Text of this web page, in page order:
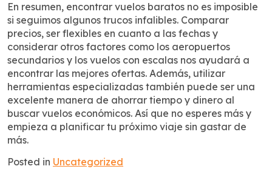
En resumen, encontrar vuelos baratos no es imposible
si seguimos algunos trucos infalibles. Comparar
precios, ser flexibles en cuanto a las fechas y
considerar otros factores como los aeropuertos
secundarios y los vuelos con escalas nos ayudará a
encontrar las mejores ofertas. Además, utilizar
herramientas especializadas también puede ser una
excelente manera de ahorrar tiempo y dinero al
buscar vuelos económicos. Así que no esperes más y
empieza a planificar tu próximo viaje sin gastar de
más.
Posted in Uncategorized